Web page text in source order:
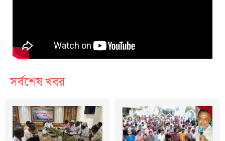
সর্বশেষ খবর